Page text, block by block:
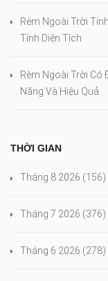
Rèm Ngoài Trời
Tính Diện Tích
Rèm Ngoài Trời Có
Năng Và Hiệu Quả
THỜI GIAN
Tháng 8 2026 (156)
Tháng 7 2026 (376)
Tháng 6 2026 (278)